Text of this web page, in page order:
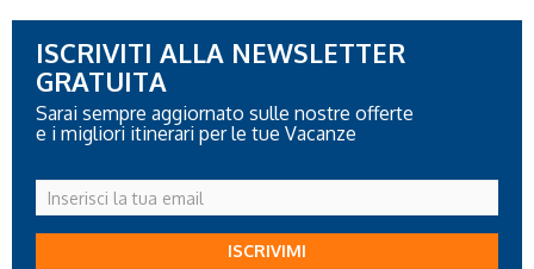
ISCRIVITI ALLA NEWSLETTER
GRATUITA
Sarai sempre aggiornato sulle nostre offerte
e i migliori itinerari per le tue Vacanze
Inserisci
la
tua
ISCRIVIMI